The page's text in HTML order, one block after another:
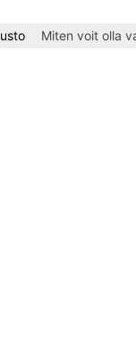
Miten voit olla